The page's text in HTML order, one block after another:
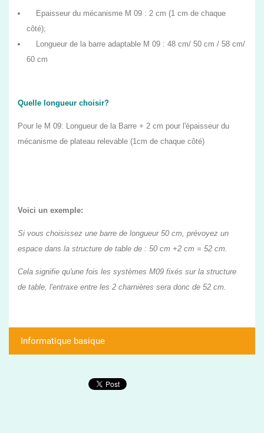
Epaisseur du mécanisme M 09 : 2 cm (1 cm de chaque
côté);
Longueur de la barre adaptable M 09 : 48 cm/ 50 cm / 58 cm/
60 cm
Quelle longueur choisir?
Pour le M 09: Longueur de la Barre + 2 cm pour l'épaisseur du
mécanisme de plateau relevable (1cm de chaque côté)
Voici un exemple:
Si vous choisissez une barre de longueur 50 cm, prévoyez un
espace dans la structure de table de : 50 cm +2 cm = 52 cm.
Cela signifie qu'une fois les systèmes M09 fixés sur la structure
de table, l'entraxe entre les 2 charnières sera donc de 52 cm.
Informatique basique